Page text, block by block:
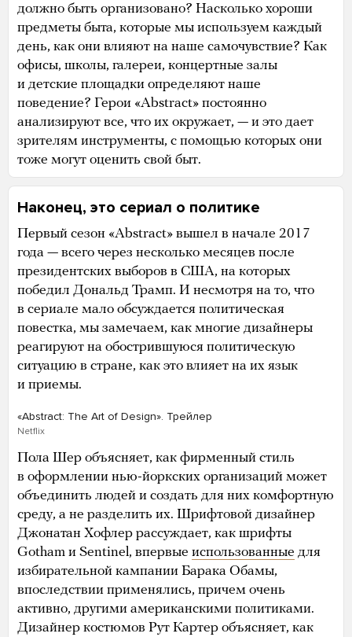
должно быть организовано? Насколько хороши
предметы быта, которые мы используем каждый
день, как они влияют на наше самочувствие? Как
офисы, школы, галереи, концертные залы
и детские площадки определяют наше
поведение? Герои «Abstract» постоянно
анализируют все, что их окружает, — и это дает
зрителям инструменты, с помощью которых они
тоже могут оценить свой быт.
Наконец, это сериал о политике
Первый сезон «Abstract» вышел в начале 2017
года — всего через несколько месяцев после
президентских выборов в США, на которых
победил Дональд Трамп. И несмотря на то, что
в сериале мало обсуждается политическая
повестка, мы замечаем, как многие дизайнеры
реагируют на обострившуюся политическую
ситуацию в стране, как это влияет на их язык
и приемы.
«Abstract: The Art of Design». Трейлер
Netflix
Пола Шер объясняет, как фирменный стиль
в оформлении нью-йоркских организаций может
объединить людей и создать для них комфортную
среду, а не разделить их. Шрифтовой дизайнер
Джонатан Хофлер рассуждает, как шрифты
Gotham и Sentinel, впервые использованные для
избирательной кампании Барака Обамы,
впоследствии применялись, причем очень
активно, другими американскими политиками.
Дизайнер костюмов Рут Картер объясняет, как